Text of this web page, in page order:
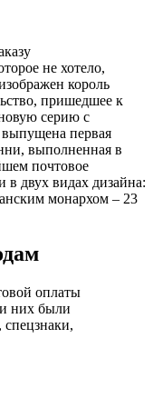
не хотело,
король
пришедшее к
новую серию с
первая
выполненная в
почтовое
в двух видах дизайна:
монархом – 23
оплаты
них были